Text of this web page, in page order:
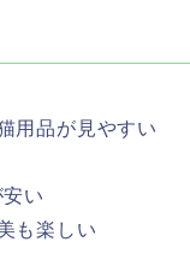
用品が見やすい
い
も楽しい